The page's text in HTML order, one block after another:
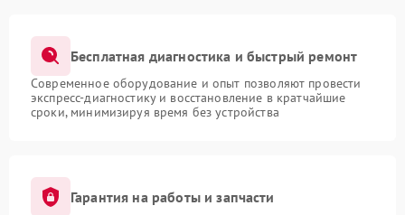
Бесплатная диагностика и быстрый ремонт
Современное оборудование и опыт позволяют провести
экспресс-диагностику и восстановление в кратчайшие
сроки, минимизируя время без устройства
Гарантия на работы и запчасти